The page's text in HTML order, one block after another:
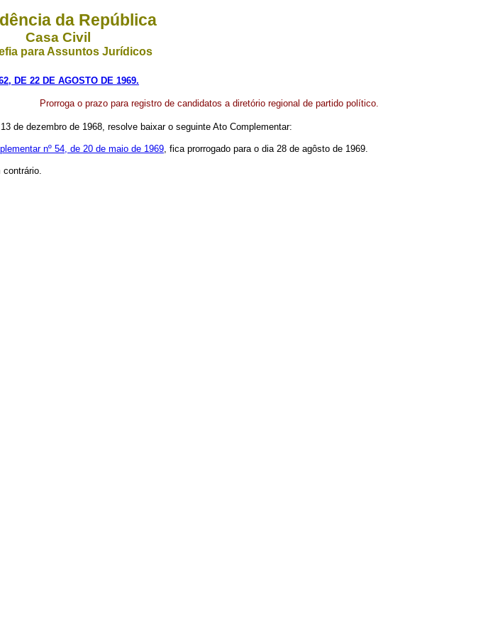
da República
Casa Civil
para Assuntos Jurídicos
DE 22 DE AGOSTO DE 1969.
Prorroga o prazo para registro de candidatos a diretório regional de partido político.
de dezembro de 1968, resolve baixar o seguinte Ato Complementar:
nº 54, de 20 de maio de 1969, fica prorrogado para o dia 28 de agôsto de 1969.
contrário.